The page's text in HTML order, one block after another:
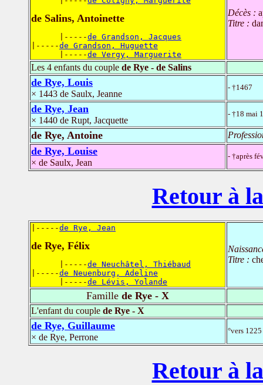
de Salins, Antoinette
      |-----
de Grandson, Jacques
|-----de Grandson, Huguette
      |-----
de Vergy, Marguerite
Décès :
Titre :
Les 4 enfants du couple de Rye - de Salins
de Rye, Louis
× 1443 de Saulx, Jeanne
- †1467
de Rye, Jean
× 1440 de Rupt, Jacquette
- †18 mai
de Rye, Antoine
de Rye, Louise
× de Saulx, Jean
- †après
Retour à
|-----de Rye, Jean
de Rye, Félix
      |-----
de Neuchâtel, Thiébaud
|-----de Neuenburg, Adeline
      |-----
de Lévis, Yolande
Titre :
Famille de Rye - X
L'enfant du couple de Rye - X
de Rye, Guillaume
× de Rye, Perrone
°vers
Retour à